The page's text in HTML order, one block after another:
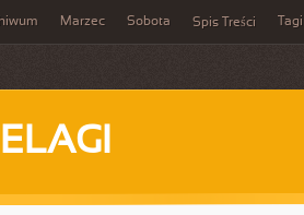
Marzec Sobota Spis Treści Tagi